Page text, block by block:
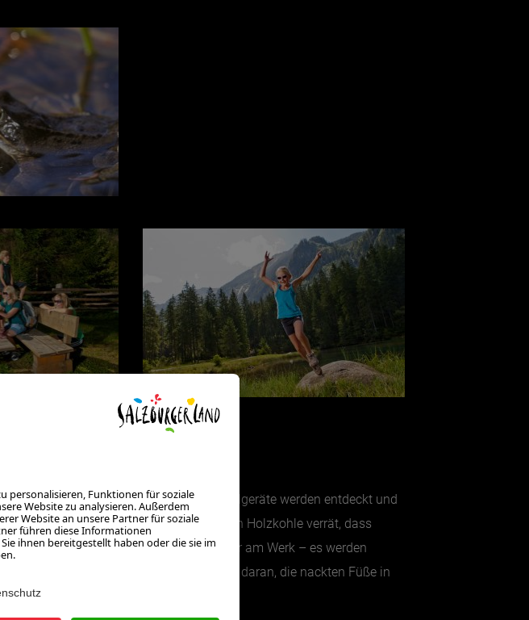
Lachen liegt in der Luft. Die Spielgeräte werden entdeckt und
Quellwasser des Sees und der Duft von Holzkohle verrät, dass
Obersulzbaches sind kleine Baumeister am Werk – es werden
ich finden die Kleinen den größten Spaß daran, die nackten Füße in